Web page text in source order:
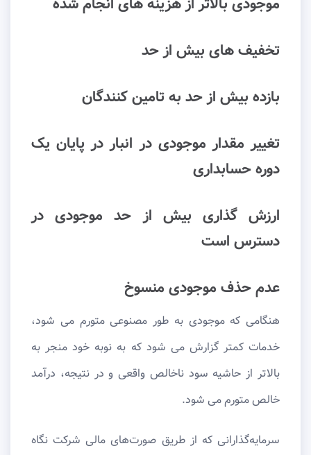
موجودی بالاتر از هزینه های انجام شده
تخفیف های بیش از حد
بازده بیش از حد به تامین کنندگان
تغییر مقدار موجودی در انبار در پایان یک
دوره حسابداری
ارزش گذاری بیش از حد موجودی در
دسترس است
عدم حذف موجودی منسوخ
هنگامی که موجودی به طور مصنوعی متورم می شود،
خدمات کمتر گزارش می شود که به نوبه خود منجر به
بالاتر از حاشیه سود ناخالص واقعی و در نتیجه، درآمد
خالص متورم می شود.
سرمایه‌گذارانی که از طریق صورت‌های مالی شرکت نگاه